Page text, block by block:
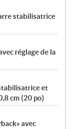
stabilisatrice
réglage de la
et
cm (20 po)
avec